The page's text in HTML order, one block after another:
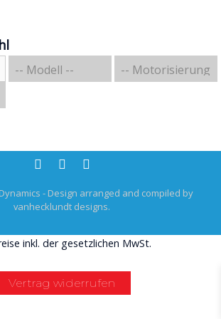
- Design arranged and compiled by
vanhecklundt designs.
inkl. der gesetzlichen MwSt.
Vertrag widerrufen